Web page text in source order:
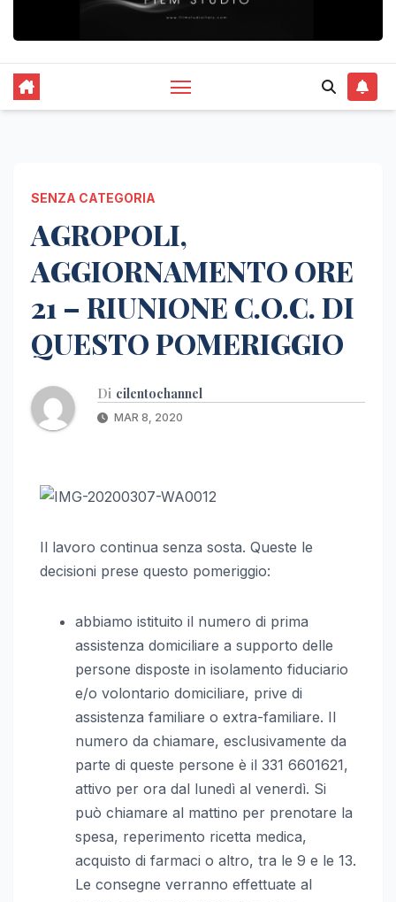
SENZA CATEGORIA
AGROPOLI,
AGGIORNAMENTO ORE
21 – RIUNIONE C.O.C. DI
QUESTO POMERIGGIO
Di cilentochannel
MAR 8, 2020
Il lavoro continua senza sosta. Queste le
decisioni prese questo pomeriggio:
abbiamo istituito il numero di prima
assistenza domiciliare a supporto delle
persone disposte in isolamento fiduciario
e/o volontario domiciliare, prive di
assistenza familiare o extra-familiare. Il
numero da chiamare, esclusivamente da
parte di queste persone è il 331 6601621,
attivo per ora dal lunedì al venerdì. Si
può chiamare al mattino per prenotare la
spesa, reperimento ricetta medica,
acquisto di farmaci o altro, tra le 9 e le 13.
Le consegne verranno effettuate al